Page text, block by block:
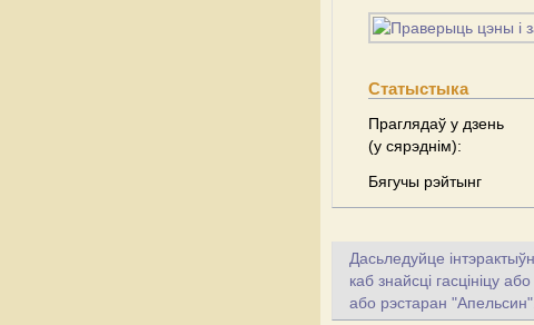
Статыстыка
Праглядаў у дзень
(у сярэднім):
Бягучы рэйтынг
Дасьледуйце
каб знайсці гасцініцу
або рэстаран "Апельсин".